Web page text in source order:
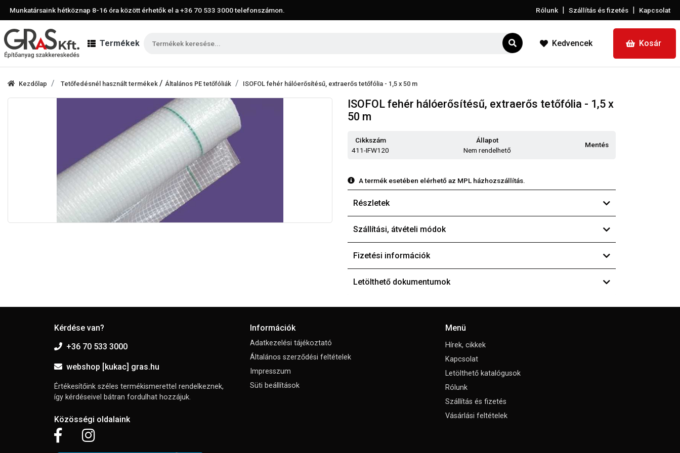
Munkatársaink hétköznap 8-16 óra között érhetők el a+36 70 533 3000telefonszámon. Rólunk | Szállítás és fizetés | Kapcsolat
Termékek Kedvencek Kosár
Kezdőlap Tetőfedésnél használt termékek / Általános PE tetőfóliák ISOFOL fehér hálóerősítésű, extraerős tetőfólia - 1,5 x 50 m
ISOFOL fehér hálóerősítésű, extraerős tetőfólia - 1,5 x
50 m
Cikkszám
411-IFW120
Állapot
Nem rendelhető
Mentés
A termék esetében elérhető az MPL házhozszállítás.
Részletek
Szállítási, átvételi módok
Fizetési információk
Letölthető dokumentumok
Kérdése van?
+36 70 533 3000
webshop [kukac] gras.hu
Értékesítőink széles termékismerettel rendelkeznek,
így kérdéseivel bátran fordulhat hozzájuk.
Közösségi oldalaink
Információk
Adatkezelési tájékoztató
Általános szerződési feltételek
Impresszum
Süti beállítások
Menü
Hírek, cikkek
Kapcsolat
Letölthető katalógusok
Rólunk
Szállítás és fizetés
Vásárlási feltételek